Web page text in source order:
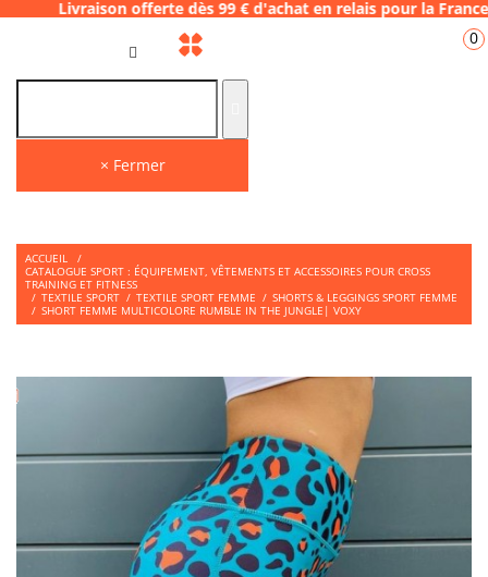
offerte dès 99 € d'achat en relais
× Fermer
0
ACCUEIL
/
CATALOGUE SPORT : ÉQUIPEMENT, VÊTEMENTS ET ACCESSOIRES POUR CROSS
TRAINING ET FITNESS
/ TEXTILE SPORT / TEXTILE SPORT FEMME / SHORTS & LEGGINGS SPORT FEMME
/ SHORT FEMME MULTICOLORE RUMBLE IN THE JUNGLE| VOXY